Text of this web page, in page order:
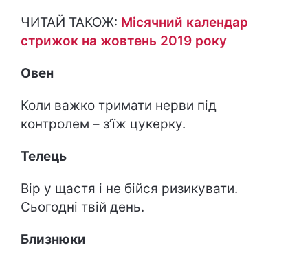
ЧИТАЙ ТАКОЖ: Місячний календар
стрижок на жовтень 2019 року
Овен
Коли важко тримати нерви під
контролем – з’їж цукерку.
Телець
Вір у щастя і не бійся ризикувати.
Сьогодні твій день.
Близнюки